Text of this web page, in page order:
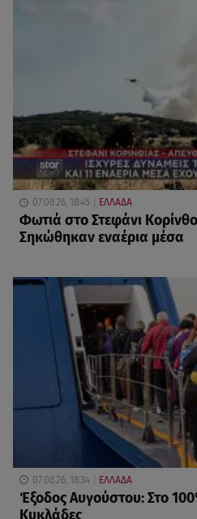
07.08.26, 18:45 ΕΛΛΑΔΑ
Φωτιά στο Στεφάνι
Σηκώθηκαν εναέρια μέσα
07.08.26, 18:34 ΕΛΛΑΔΑ
Έξοδος Αυγούστου: Στο
Κυκλάδες